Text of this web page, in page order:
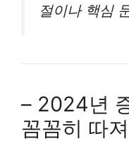
절이나 핵심
– 2024년
꼼꼼히 따